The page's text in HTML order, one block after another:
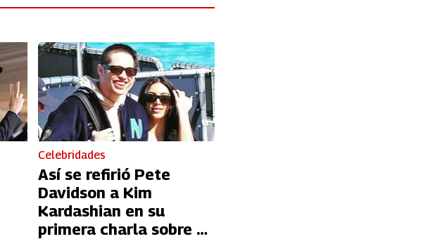
Celebridades
Así se refirió Pete
Davidson a Kim
Kardashian en su
primera charla sobre su